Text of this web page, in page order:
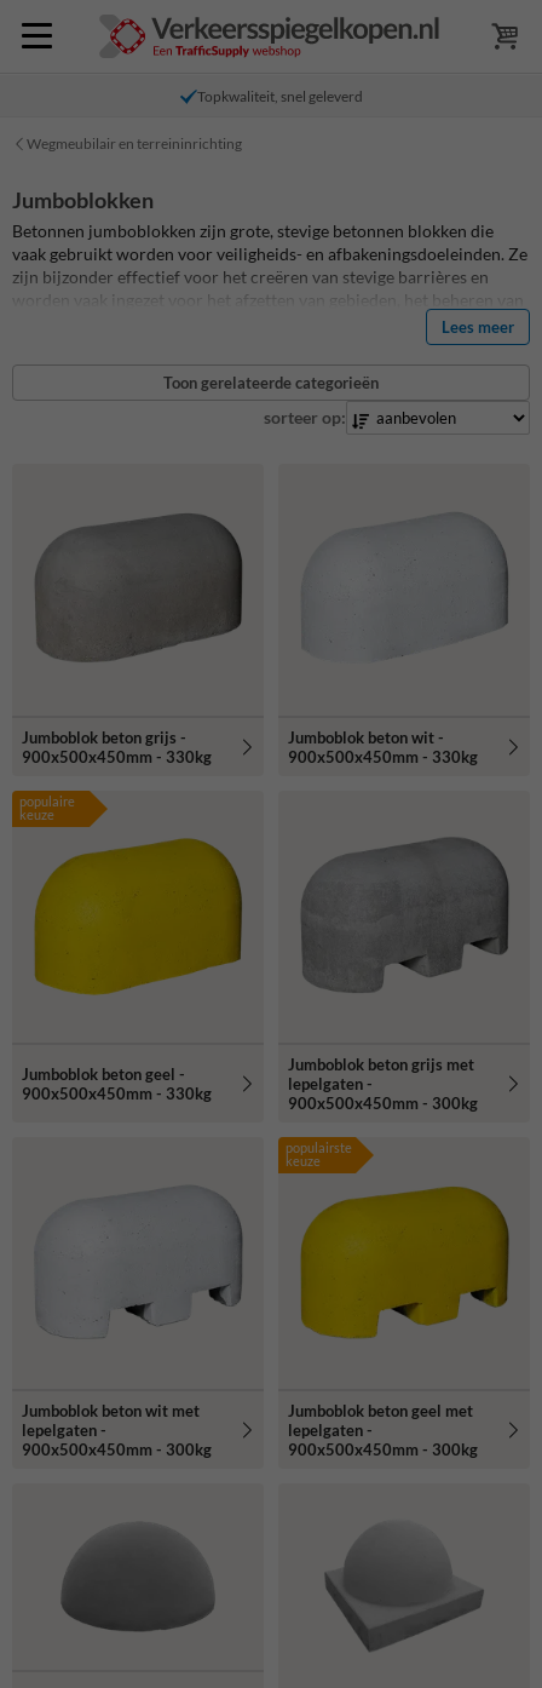
Topkwaliteit, snel geleverd
Wegmeubilair en terreininrichting
Jumboblokken
Betonnen jumboblokken zijn grote, stevige betonnen blokken die
vaak gebruikt worden voor veiligheids- en afbakeningsdoeleinden. Ze
zijn bijzonder effectief voor het creëren van stevige barrières en
worden vaak ingezet voor het afzetten van gebieden, het beheren van
verkeersstromen, en het bieden van bescherming tegen ramkraken of
ongeautoriseerde toegang. Dankzij hun robuuste aard zijn
jumboblokken bestand tegen zware impact en weersinvloeden,
waardoor ze ideaal zijn voor zowel tijdelijke als permanente
toepassingen in openbare en privé-omgevingen. Onze jumboblokken
Lees meer
Toon gerelateerde categorieën
sorteer op:
Jumboblok beton grijs -
900x500x450mm - 330kg
Jumboblok beton wit -
900x500x450mm - 330kg
populaire
keuze
Jumboblok beton geel -
900x500x450mm - 330kg
Jumboblok beton grijs met
lepelgaten -
900x500x450mm - 300kg
Jumboblok beton wit met
lepelgaten -
900x500x450mm - 300kg
populairste
keuze
Jumboblok beton geel met
lepelgaten -
900x500x450mm - 300kg